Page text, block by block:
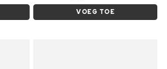
VOEG TOE